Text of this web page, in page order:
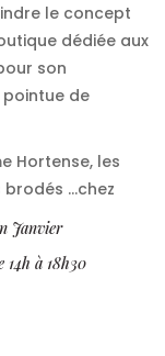
le concept
dédiée aux
son
de
Hortense, les
…chez
Janvier
14h à 18h30